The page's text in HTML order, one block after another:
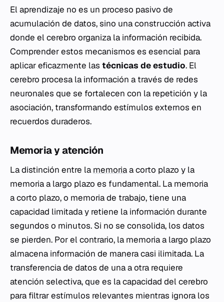
El aprendizaje no es un proceso pasivo de
acumulación de datos, sino una construcción activa
donde el cerebro organiza la información recibida.
Comprender estos mecanismos es esencial para
aplicar eficazmente las técnicas de estudio. El
cerebro procesa la información a través de redes
neuronales que se fortalecen con la repetición y la
asociación, transformando estímulos externos en
recuerdos duraderos.
Memoria y atención
La distinción entre la memoriaa corto plazo y la
memoria a largo plazo es fundamental. La memoria
a corto plazo, o memoria de trabajo, tiene una
capacidad limitada y retiene la información durante
segundos o minutos. Si no se consolida, los datos
se pierden. Por el contrario, la memoria a largo plazo
almacena información de manera casi ilimitada. La
transferencia de datos de una a otra requiere
atención selectiva, que es la capacidad del cerebro
para filtrar estímulos relevantes mientras ignora los